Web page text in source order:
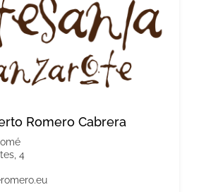
Romero Cabrera
4